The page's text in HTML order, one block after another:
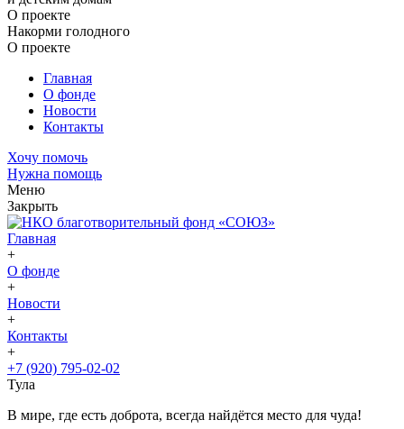
О проекте
Накорми голодного
О проекте
Главная
О фонде
Новости
Контакты
Хочу помочь
Нужна помощь
Меню
Закрыть
Главная
+
О фонде
+
Новости
+
Контакты
+
+7 (920) 795-02-02
Тула
В мире, где есть доброта, всегда найдётся место для чуда!